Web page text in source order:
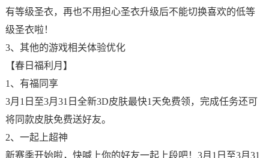
有等级圣衣，再也不用担心圣衣升级后不能切换喜欢的低等
级圣衣啦！
3、其他的游戏相关体验优化
【春日福利月】
1、有福同享
3月1日至3月31日全新3D皮肤最快1天免费领，完成任务还可
将同款皮肤免费送好友。
2、一起上超神
新赛季开始啦，快喊上你的好友一起上段吧！3月1日至3月31